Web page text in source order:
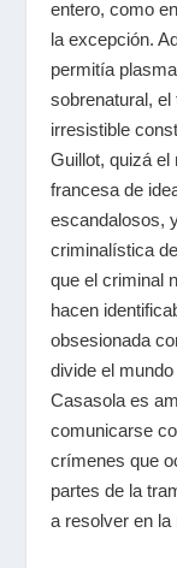
entero, como
la excepción.
permitía
sobrenatural,
irresistible
Guillot, quizá el
francesa de
escandalosos,
criminalística
que el criminal
hacen
obsesionada
divide el
Casasola es
comunicarse
crímenes que
partes de la
a resolver en la